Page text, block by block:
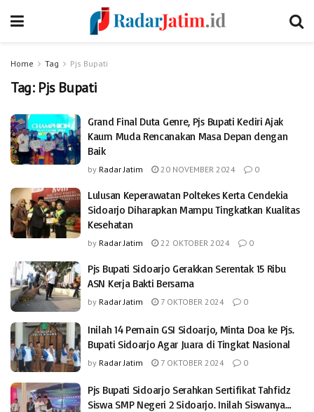
Home Tag Pjs Bupati
Tag: Pjs Bupati
Grand Final Duta Genre, Pjs Bupati Kediri Ajak
Kaum Muda Rencanakan Masa Depan dengan
Baik
by Radar Jatim 20 NOVEMBER 2024 0
Lulusan Keperawatan Poltekes Kerta Cendekia
Sidoarjo Diharapkan Mampu Tingkatkan Kualitas
Kesehatan
by Radar Jatim 22 OKTOBER 2024 0
Pjs Bupati Sidoarjo Gerakkan Serentak 15 Ribu
ASN Kerja Bakti Bersama
by Radar Jatim 7 OKTOBER 2024 0
Inilah 14 Pemain GSI Sidoarjo, Minta Doa ke Pjs.
Bupati Sidoarjo Agar Juara di Tingkat Nasional
by Radar Jatim 7 OKTOBER 2024 0
Pjs Bupati Sidoarjo Serahkan Sertifikat Tahfidz
Siswa SMP Negeri 2 Sidoarjo. Inilah Siswanya…